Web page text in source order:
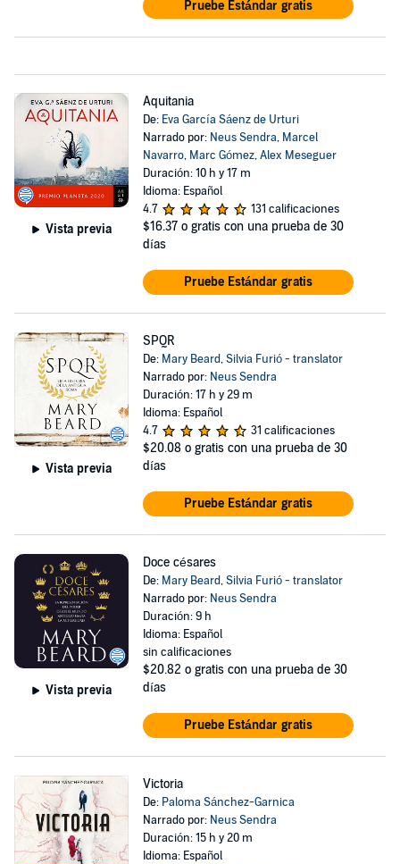
Pruebe Estándar gratis
Vista previa
Aquitania
De: Eva García Sáenz de Urturi
Narrado por: Neus Sendra, Marcel
Navarro, Marc Gómez,Alex Meseguer
Duración: 10 h y 17 m
Idioma: Español
4.7
131 calificaciones
$16.37 o gratis con una prueba de 30
días
Pruebe Estándar gratis
Vista previa
SPQR
De: Mary Beard,Silvia Furió - translator
Narrado por: Neus Sendra
Duración: 17 h y 29 m
Idioma: Español
4.7
31 calificaciones
$20.08 o gratis con una prueba de 30
días
Pruebe Estándar gratis
Vista previa
Doce césares
De: Mary Beard,Silvia Furió - translator
Narrado por: Neus Sendra
Duración: 9 h
Idioma: Español
sin calificaciones
$20.82 o gratis con una prueba de 30
días
Pruebe Estándar gratis
Victoria
De: Paloma Sánchez-Garnica
Narrado por: Neus Sendra
Duración: 15 h y 20 m
Idioma: Español